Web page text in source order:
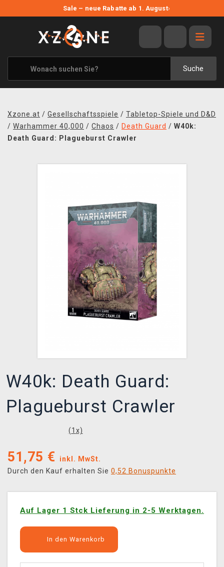
Sale – neue Rabatte ab 1. August›
Suche
ANGEBOTE
ALLE MARKEN
XZONE ORIGINALS
KLEIDUNG & ACCESSOIRES
BÜCHER & COMICS
Xzone.at / Gesellschaftsspiele / Tabletop-Spiele und D&D
/ Warhammer 40,000 / Chaos / Death Guard / W40k:
Death Guard: Plagueburst Crawler
W40k: Death Guard:
Plagueburst Crawler
(1 x)
51,75 €
inkl. MwSt.
Durch den Kauf erhalten Sie 0,52 Bonuspunkte
Auf Lager 1 Stck Lieferung in 2-5 Werktagen.
In den Warenkorb